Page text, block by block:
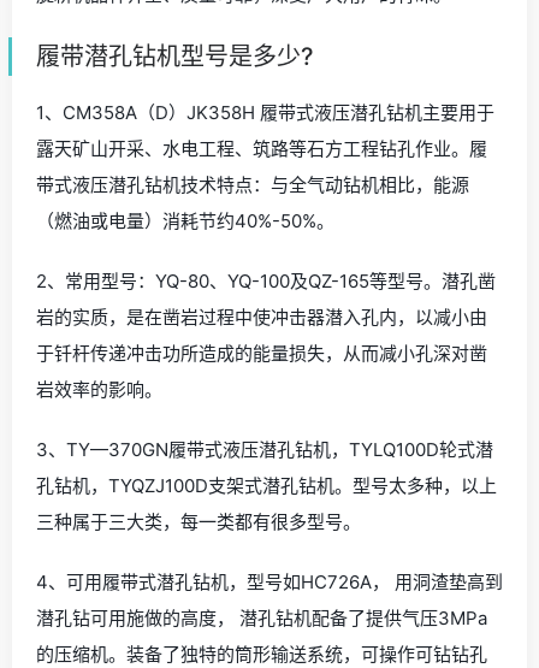
履带潜孔钻机型号是多少?
1、CM358A（D）JK358H 履带式液压潜孔钻机主要用于
露天矿山开采、水电工程、筑路等石方工程钻孔作业。履
带式液压潜孔钻机技术特点：与全气动钻机相比，能源
（燃油或电量）消耗节约40%-50%。
2、常用型号：YQ-80、YQ-100及QZ-165等型号。潜孔凿
岩的实质，是在凿岩过程中使冲击器潜入孔内，以减小由
于钎杆传递冲击功所造成的能量损失，从而减小孔深对凿
岩效率的影响。
3、TY—370GN履带式液压潜孔钻机，TYLQ100D轮式潜
孔钻机，TYQZJ100D支架式潜孔钻机。型号太多种，以上
三种属于三大类，每一类都有很多型号。
4、可用履带式潜孔钻机，型号如HC726A， 用洞渣垫高到
潜孔钻可用施做的高度， 潜孔钻机配备了提供气压3MPa
的压缩机。装备了独特的筒形输送系统，可操作可钻钻孔